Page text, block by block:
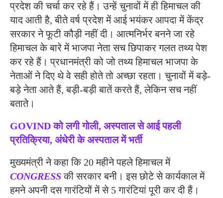
प्रदेश की चर्चा कर रहे हैं। उन्हें चुनावों में ही हिमाचल की
याद आती है, बीते वर्ष प्रदेश में आई भयंकर आपदा में केंद्र
सरकार ने फूटी कौड़ी नहीं दी। आत्मनिर्भर बनने जा रहे
हिमाचल के बारे में भाजपा नेता सच छिपाकर गलत तथ्य पेश
कर रहे हैं। प्रधानमंत्री को जो तथ्य हिमाचल भाजपा के
नेताओं ने दिए थे वे सही होते तो अच्छा रहता। चुनावों में बड़े-
बड़े नेता आते हैं, बड़ी-बड़ी बातें करते हैं, लेकिन सच नहीं
बताते।
GOVIND को लगी गोली, अस्पताल से आई पहली
प्रतिक्रिया, अंधेरी के अस्पताल में भर्ती
मुख्यमंत्री ने कहा कि 20 महीने पहले हिमाचल में
CONGRESSकी सरकार बनी। इस छोटे से कार्यकाल में
हमने अपनी दस गारंटियों में से 5 गारंटियां पूरी कर दी हैं।